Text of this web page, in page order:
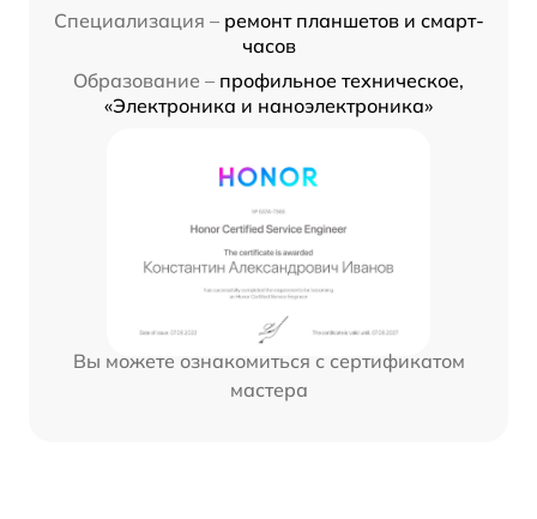
Специализация – ремонт планшетов и смарт-
часов
Образование – профильное техническое,
«Электроника и наноэлектроника»
Вы можете ознакомиться с сертификатом
мастера